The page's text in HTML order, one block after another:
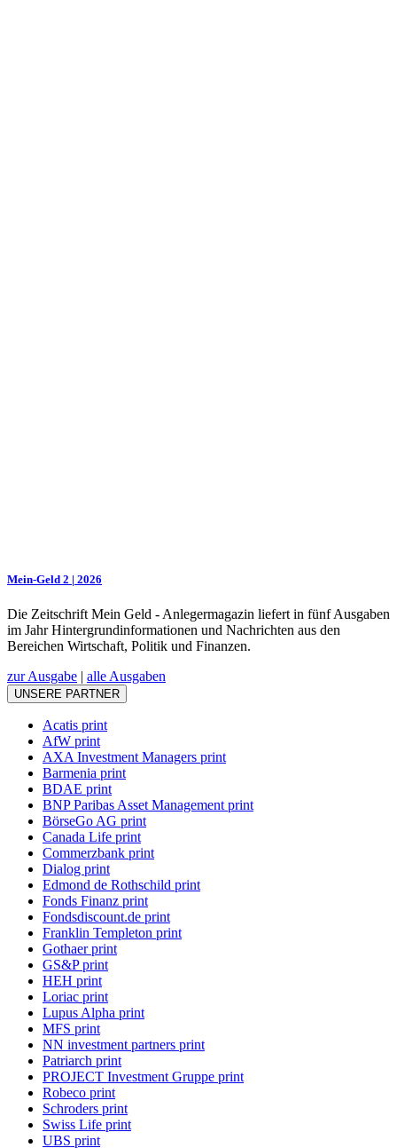
Mein-Geld 2 | 2026
Die Zeitschrift Mein Geld - Anlegermagazin liefert in fünf Ausgaben
im Jahr Hintergrundinformationen und Nachrichten aus den
Bereichen Wirtschaft, Politik und Finanzen.
zur Ausgabe | alle Ausgaben
UNSERE PARTNER
Acatis print
AfW print
AXA Investment Managers print
Barmenia print
BDAE print
BNP Paribas Asset Management print
BörseGo AG print
Canada Life print
Commerzbank print
Dialog print
Edmond de Rothschild print
Fonds Finanz print
Fondsdiscount.de print
Franklin Templeton print
Gothaer print
GS&P print
HEH print
Loriac print
Lupus Alpha print
MFS print
NN investment partners print
Patriarch print
PROJECT Investment Gruppe print
Robeco print
Schroders print
Swiss Life print
UBS print